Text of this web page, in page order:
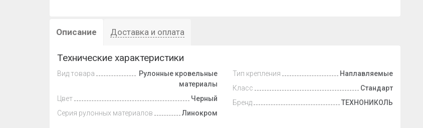
Описание Доставка и оплата
Технические характеристики
Вид товара
Рулонные кровельные
материалы
Цвет
Черный
Серия рулонных материалов
Линокром
Тип крепления
Наплавляемые
Класс
Стандарт
Бренд
ТЕХНОНИКОЛЬ